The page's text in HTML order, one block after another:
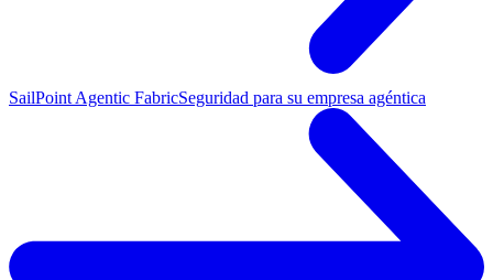
SailPoint Agentic FabricSeguridad para su empresa agéntica